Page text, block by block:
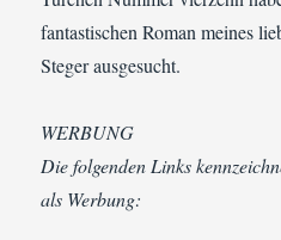
fantastischen Roman meines
Steger ausgesucht.
WERBUNG
Die folgenden Links
als Werbung: